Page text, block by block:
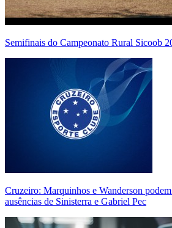
Semifinais do Campeonato Rural Sicoob
Cruzeiro: Marquinhos e Wanderson
ausências de Sinisterra e Gabriel Pec